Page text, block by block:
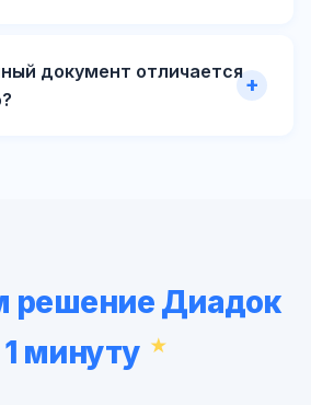
документ отличается
решение Диадок
1 минуту